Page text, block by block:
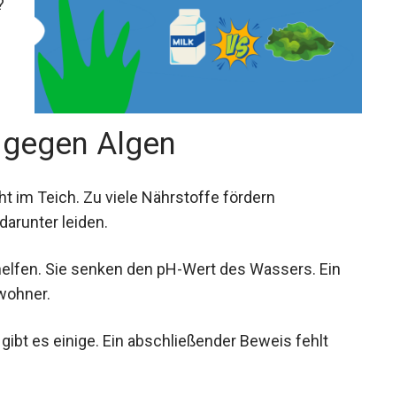
Algen
im Teich. Zu viele Nährstoffe fördern
leiden.
Sie senken den pH-Wert des Wassers. Ein
es einige. Ein abschließender Beweis fehlt